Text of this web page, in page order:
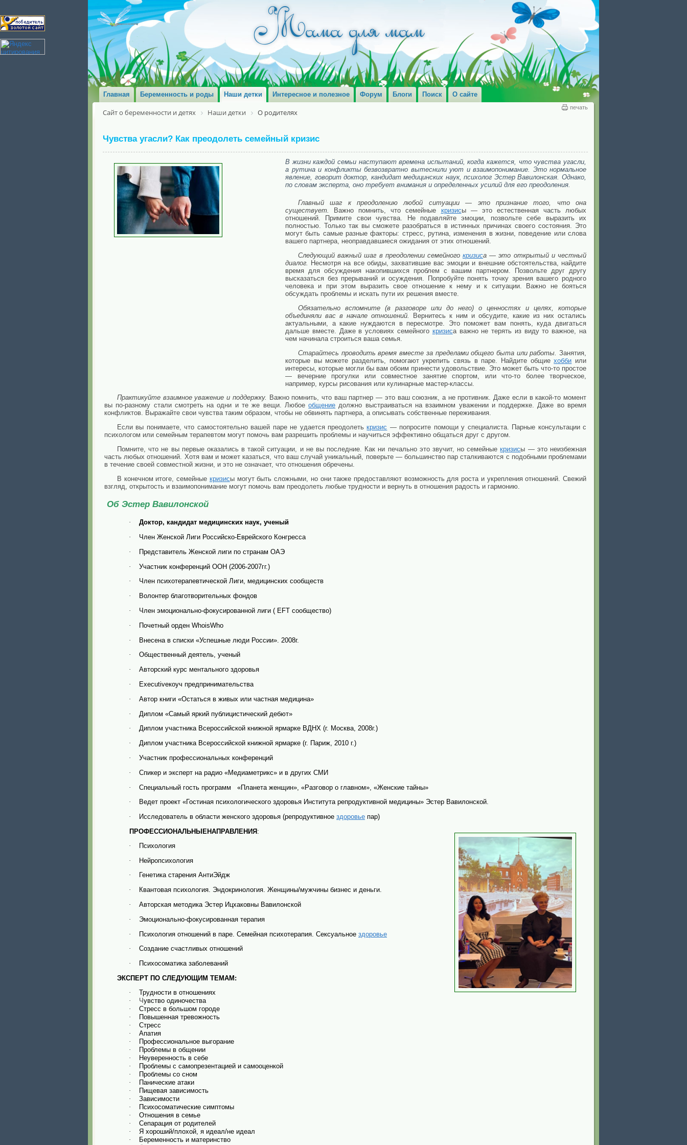
Главная Беременность и роды Наши детки Интересное и полезное Форум Блоги Поиск О сайте
печать
Сайт о беременности и детях Наши детки О родителях
Чувства угасли? Как преодолеть семейный кризис
В жизни каждой семьи наступают времена испытаний, когда кажется, что чувства угасли,
а рутина и конфликты безвозвратно вытеснили уют и взаимопонимание. Это нормальное
явление, говорит доктор, кандидат медицинских наук, психолог Эстер Вавилонская. Однако,
по словам эксперта, оно требует внимания и определенных усилий для его преодоления.
Главный шаг к преодолению любой ситуации — это признание того, что она
существует.
Важно помнить, что семейные кризисы — это естественная часть любых
отношений. Примите свои чувства. Не подавляйте эмоции, позвольте себе выразить их
полностью. Только так вы сможете разобраться в истинных причинах своего состояния. Это
могут быть самые разные факторы: стресс, рутина, изменения в жизни, поведение или слова
вашего партнера, неоправдавшиеся ожидания от этих отношений.
Следующий важный шаг в преодолении семейногокризиса — это открытый и честный
диалог.
Несмотря на все обиды, захватившие вас эмоции и внешние обстоятельства, найдите
время для обсуждения накопившихся проблем с вашим партнером. Позвольте друг другу
высказаться без прерываний и осуждения. Попробуйте понять точку зрения вашего родного
человека и при этом выразить свое отношение к нему и к ситуации. Важно не бояться
обсуждать проблемы и искать пути их решения вместе.
Обязательно вспомните (в разговоре или до него) о ценностях и целях, которые
объединяли вас в начале отношений.
Вернитесь к ним и обсудите, какие из них остались
актуальными, а какие нуждаются в пересмотре. Это поможет вам понять, куда двигаться
дальше вместе. Даже в условиях семейного кризиса важно не терять из виду то важное, на
чем начинала строиться ваша семья.
Старайтесь проводить время вместе за пределами общего быта или работы. Занятия,
которые вы можете разделить, помогают укрепить связь в паре. Найдите общиехобби или
интересы, которые могли бы вам обоим принести удовольствие. Это может быть что-то простое
— вечерние прогулки или совместное занятие спортом, или что-то более творческое,
например, курсы рисования или кулинарные мастер-классы.
Практикуйте взаимное уважение и поддержку. Важно помнить, что ваш партнер — это ваш союзник, а не противник. Даже если в какой-то момент
вы по-разному стали смотреть на одни и те же вещи. Любоеобщение должно выстраиваться на взаимном уважении и поддержке. Даже во время
конфликтов. Выражайте свои чувства таким образом, чтобы не обвинять партнера, а описывать собственные переживания.
Если вы понимаете, что самостоятельно вашей паре не удается преодолетькризис — попросите помощи у специалиста. Парные консультации с
психологом или семейным терапевтом могут помочь вам разрешить проблемы и научиться эффективно общаться друг с другом.
Помните, что не вы первые оказались в такой ситуации, и не вы последние. Как ни печально это звучит, но семейныекризисы — это неизбежная
часть любых отношений. Хотя вам и может казаться, что ваш случай уникальный, поверьте — большинство пар сталкиваются с подобными проблемами
в течение своей совместной жизни, и это не означает, что отношения обречены.
В конечном итоге, семейные кризисы могут быть сложными, но они также предоставляют возможность для роста и укрепления отношений. Свежий
взгляд, открытость и взаимопонимание могут помочь вам преодолеть любые трудности и вернуть в отношения радость и гармонию.
Об Эстер Вавилонской
· Доктор, кандидат медицинских наук, ученый
· ‌Член Женской Лиги Российско-Еврейского Конгресса
· Представитель Женской лиги по странам ОАЭ
· Участник конференций ООН (2006-2007гг.)
· Член психотерапевтической Лиги, медицинских сообществ
· Волонтер благотворительных фондов
· Член эмоционально-фокусированной лиги ( EFT сообщество)
· Почетный орден WhoisWho
· Внесена в списки «Успешные люди России». 2008г.
· Общественный деятель, ученый
· Авторский курс ментального здоровья
· ‌Executiveкоуч предпринимательства
· ‌Автор книги «Остаться в живых или частная медицина»
· ‌Диплом «Самый яркий публицистический дебют»
· Диплом участника Всероссийской книжной ярмарке ВДНХ (г. Москва, 2008г.)
· Диплом участника Всероссийской книжной ярмарке (г. Париж, 2010 г.)
· Участник профессиональных конференций
· Спикер и эксперт на радио «Медиаметрикс» и в других СМИ
· Специальный гость программ «Планета женщин», «Разговор о главном», «Женские тайны»
· Ведет проект «Гостиная психологического здоровья Института репродуктивной медицины» Эстер Вавилонской.
· Исследователь в области женского здоровья (репродуктивное здоровье пар)
ПРОФЕССИОНАЛЬНЫЕНАПРАВЛЕНИЯ :
· Психология
· Нейропсихология
· Генетика старения АнтиЭйдж
· Квантовая психология. Эндокринология. Женщины/мужчины бизнес и деньги.
· Авторская методика Эстер Ицхаковны Вавилонской
· Эмоционально-фокусированная терапия
· Психология отношений в паре. Семейная психотерапия. Сексуальное здоровье
· Создание счастливых отношений
·
Психосоматика заболеваний
ЭКСПЕРТ ПО СЛЕДУЮЩИМ ТЕМАМ :
· Трудности в отношениях‌
· Чувство одиночества‌‌
· Стресс в большом городе‌‌
· Повышенная тревожность‌‌‌
· Стресс‌‌
· Апатия‌‌
· Профессиональное выгорание‌
· Проблемы в общении‌‌
· Неуверенность в себе
· Проблемы с самопрезентацией и самооценкой
· Проблемы со сном
· Панические атаки
· Пищевая зависимость
· Зависимости
· Психосоматические симптомы
· Отношения в семье
· Сепарация от родителей‌‌
· Я хороший/плохой, я идеал/не идеал
· Беременность и материнство